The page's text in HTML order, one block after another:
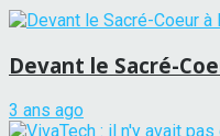
Devant le Sacré-
3 ans ago